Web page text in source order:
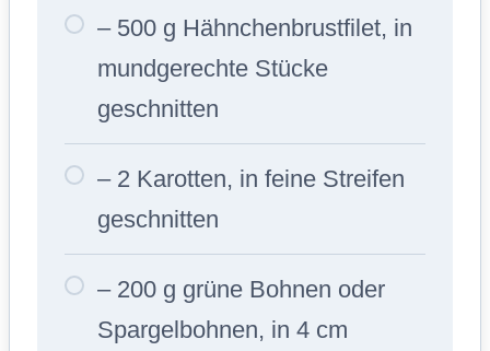
– 500 g Hähnchenbrustfilet, in
mundgerechte Stücke
geschnitten
– 2 Karotten, in feine Streifen
geschnitten
– 200 g grüne Bohnen oder
Spargelbohnen, in 4 cm